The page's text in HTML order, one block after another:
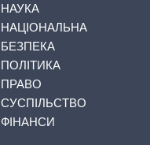
НАУКА
НАЦІОНАЛЬНА
БЕЗПЕКА
ПОЛІТИКА
ПРАВО
СУСПІЛЬСТВО
ФІНАНСИ